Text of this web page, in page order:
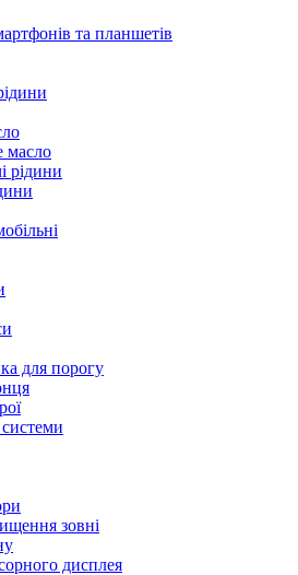
та планшетів
масло
рідини
для порогу
зовні
дисплея